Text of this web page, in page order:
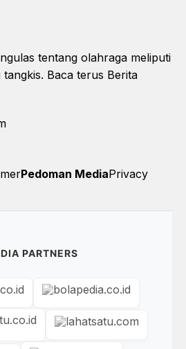
tentang olahraga meliputi
Baca terus Berita
Pedoman MediaPrivacy
PARTNERS